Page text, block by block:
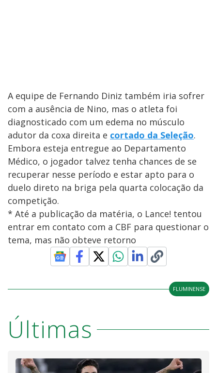
A equipe de Fernando Diniz também iria sofrer
com a ausência de Nino, mas o atleta foi
diagnosticado com um edema no músculo
adutor da coxa direita e cortado da Seleção.
Embora esteja entregue ao Departamento
Médico, o jogador talvez tenha chances de se
recuperar nesse período e estar apto para o
duelo direto na briga pela quarta colocação da
competição.
* Até a publicação da matéria, o Lance! tentou
entrar em contato com a CBF para questionar o
tema, mas não obteve retorno
FLUMINENSE
Últimas